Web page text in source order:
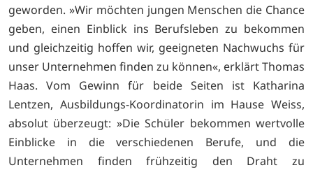
geworden. »Wir möchten jungen Menschen die Chance
geben, einen Einblick ins Berufsleben zu bekommen
und gleichzeitig hoffen wir, geeigneten Nachwuchs für
unser Unternehmen finden zu können«, erklärt Thomas
Haas. Vom Gewinn für beide Seiten ist Katharina
Lentzen, Ausbildungs-Koordinatorin im Hause Weiss,
absolut überzeugt: »Die Schüler bekommen wertvolle
Einblicke in die verschiedenen Berufe, und die
Unternehmen finden frühzeitig den Draht zu